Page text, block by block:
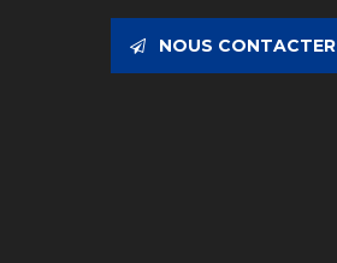
NOUS CONTACTER